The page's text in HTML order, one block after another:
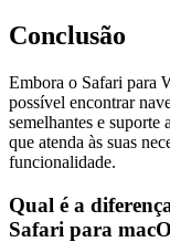
Conclusão
Embora o Safari para
possível encontrar
semelhantes e
que atenda às suas
funcionalidade.
Qual é a
Safari para